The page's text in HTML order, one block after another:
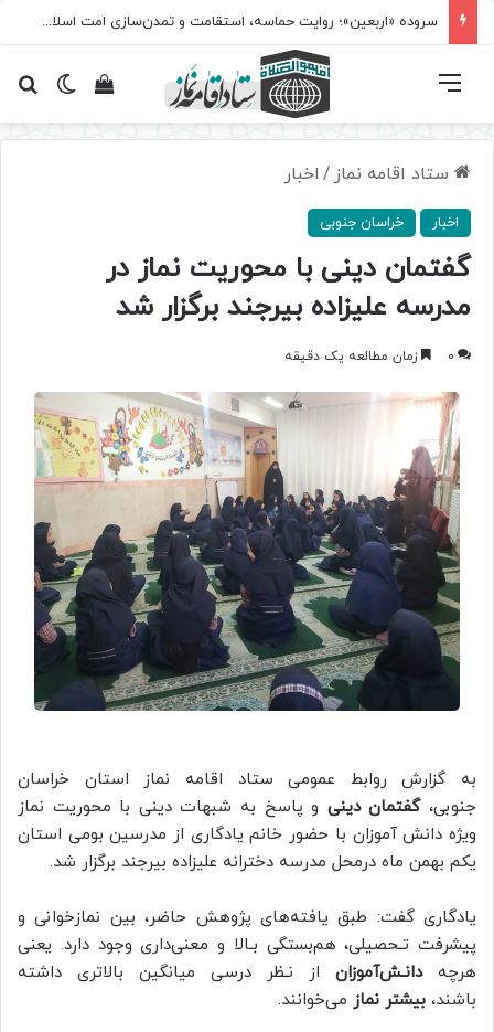
سروده‌ «اربعین»؛ روایت حماسه، استقامت و تمدن‌سازی امت اسلامی
تغییرمشاهده فهرست
ستاد اقامه نماز / اخبار
اخبار خراسان جنوبی
گفتمان دینی با محوریت نماز در
مدرسه علیزاده بیرجند برگزار شد
0 زمان مطالعه یک دقیقه
به گزارش روابط عمومی ستاد اقامه نماز استان خراسان
جنوبی،گفتمان دینی و پاسخ به شبهات دینی با محوریت نماز
ویژه دانش آموزان با حضور خانم یادگاری از مدرسین بومی استان
یکم بهمن ماه درمحل مدرسه دخترانه علیزاده بیرجند برگزار شد.
یادگاری گفت: طبق یافته‌های پژوهش حاضر، بین نمازخوانی و
پیشرفت تـحصیلی، هم‌بستگی بـالا و معنی‌داری وجود دارد. یعنی
هرچهدانـش‌آموزان از نـظر درسی‌ میانگین بالاتری‌ داشته
باشند، بیشتر نماز می‌خوانند.